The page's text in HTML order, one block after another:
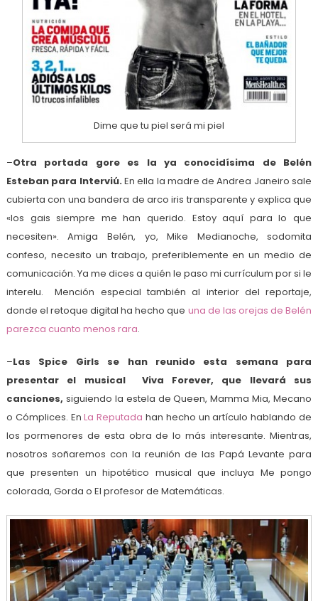
Dime que tu piel será mi piel
–Otra portada gore es la ya conocidísima de Belén
Esteban para Interviú.En ella la madre de Andrea Janeiro sale
cubierta con una bandera de arco iris transparente y explica que
«los gais siempre me han querido. Estoy aquí para lo que
necesiten». Amiga Belén, yo, Mike Medianoche, sodomita
confeso, necesito un trabajo, preferiblemente en un medio de
comunicación. Ya me dices a quién le paso mi currículum por si le
interelu. Mención especial también al interior del reportaje,
donde el retoque digital ha hecho que una de las orejas de Belén
parezca cuanto menos rara.
–Las Spice Girls se han reunido esta semana para
presentar el musical Viva Forever, que llevará sus
canciones, siguiendo la estela de Queen, Mamma Mia, Mecano
o Cómplices. EnLa Reputada han hecho un artículo hablando de
los pormenores de esta obra de lo más interesante. Mientras,
nosotros soñaremos con la reunión de las Papá Levante para
que presenten un hipotético musical que incluya Me pongo
colorada, Gorda o El profesor de Matemáticas.